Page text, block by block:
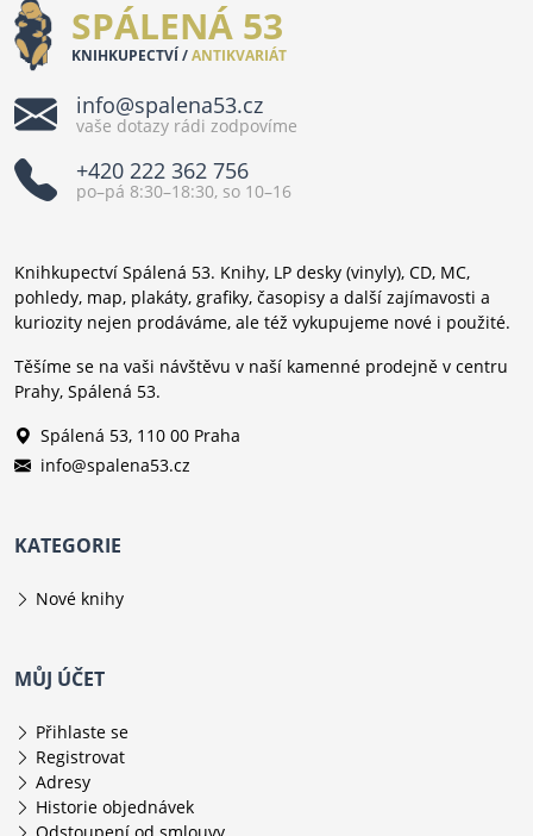
SPÁLENÁ 53
KNIHKUPECTVÍ /ANTIKVARIÁT
info@spalena53.cz
vaše dotazy rádi zodpovíme
+420 222 362 756
po–pá 8:30–18:30, so 10–16
Knihkupectví Spálená 53. Knihy, LP desky (vinyly), CD, MC,
pohledy, map, plakáty, grafiky, časopisy a další zajímavosti a
kuriozity nejen prodáváme, ale též vykupujeme nové i použité.
Těšíme se na vaši návštěvu v naší kamenné prodejně v centru
Prahy, Spálená 53.
Spálená 53, 110 00 Praha
info@spalena53.cz
KATEGORIE
Nové knihy
MŮJ ÚČET
Přihlaste se
Registrovat
Adresy
Historie objednávek